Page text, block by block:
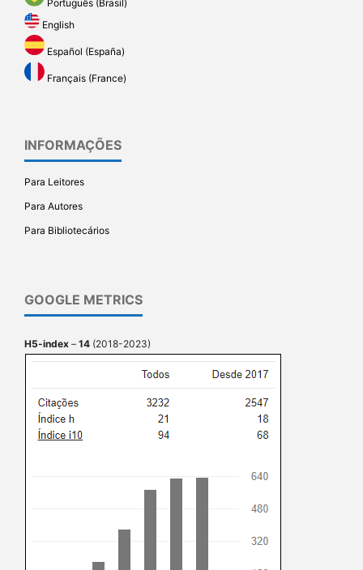
Português (Brasil)
English
Español (España)
Français (France)
INFORMAÇÕES
Para Leitores
Para Autores
Para Bibliotecários
GOOGLE METRICS
H5-index – 14 (2018-2023)